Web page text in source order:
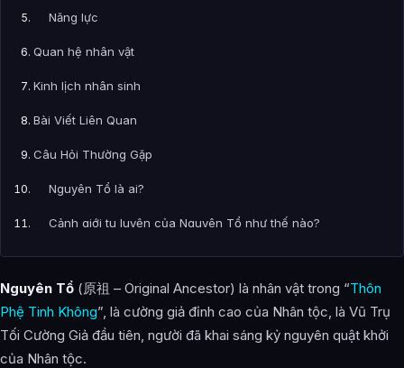
Năng lực
Quan hệ nhân vật
Kinh lịch nhân sinh
Bài Viết Liên Quan
Câu Hỏi Thường Gặp
Nguyên Tổ là ai?
Cảnh giới tu luyện của Nguyên Tổ như thế nào?
Nguyên Tổ xuất hiện trong tác phẩm nào?
Các mối quan hệ quan trọng của Nguyên Tổ là gì?
Thông tin về Nguyên Tổ được tổng hợp từ đâu?
Nguyên Tổ (原祖 – Original Ancestor) là nhân vật trong “Thôn
Phệ Tinh Không”, là cường giả đỉnh cao của Nhân tộc, là Vũ Trụ
Tối Cường Giả đầu tiên, người đã khai sáng kỷ nguyên quật khởi
của Nhân tộc.